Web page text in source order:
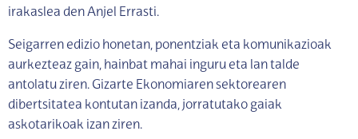
irakaslea den Anjel Errasti.
Seigarren edizio honetan, ponentziak eta komunikazioak
aurkezteaz gain, hainbat mahai inguru eta lan talde
antolatu ziren. Gizarte Ekonomiaren sektorearen
dibertsitatea kontutan izanda, jorratutako gaiak
askotarikoak izan ziren.